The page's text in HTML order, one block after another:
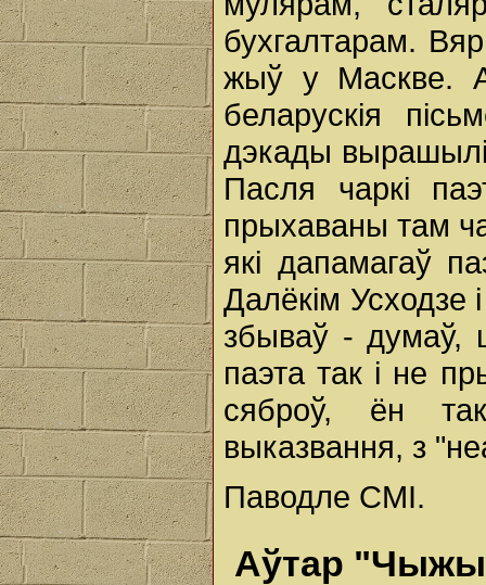
бухгалтарам.
жыў у Маскве.
беларускія
дэкады вырашылі
Пасля чаркі
прыхаваны там
які дапамагаў
Далёкім Усходзе
збываў - думаў,
паэта так і не
сяброў, ён
выказвання, з
Паводле СМІ.
Аўтар